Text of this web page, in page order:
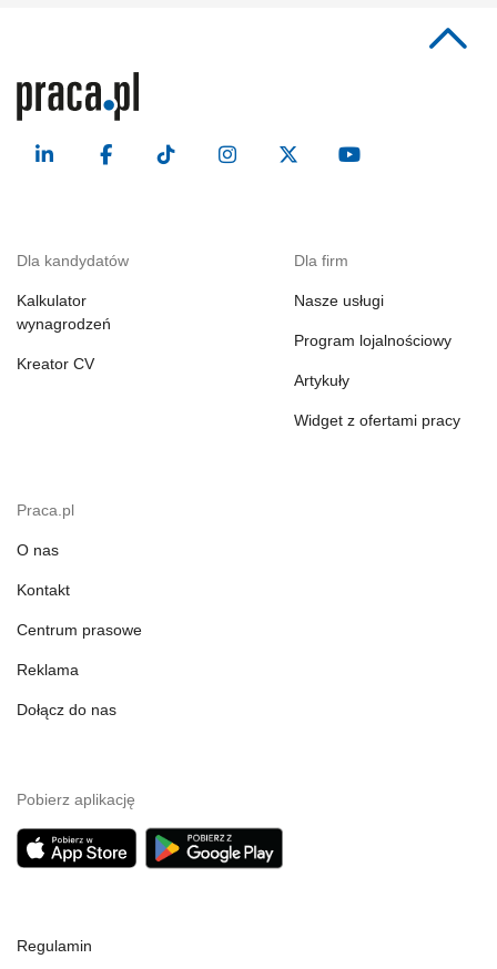
Dla kandydatów
Kalkulator
wynagrodzeń
Kreator CV
Dla firm
Nasze usługi
Program lojalnościowy
Artykuły
Widget z ofertami pracy
Praca.pl
O nas
Kontakt
Centrum prasowe
Reklama
Dołącz do nas
Pobierz aplikację
Regulamin